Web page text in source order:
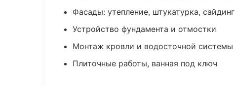
Фасады: утепление, штукатурка, сайдинг
Устройство фундамента и отмостки
Монтаж кровли и водосточной системы
Плиточные работы, ванная под ключ